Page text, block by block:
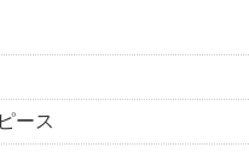
ース